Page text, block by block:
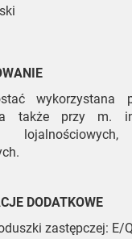
wykorzystana
także przy m.
DODATKOWE
zastępczej: E/